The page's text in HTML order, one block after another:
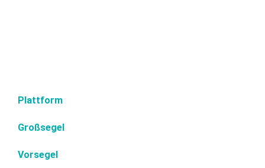
Plattform
Großsegel
Vorsegel